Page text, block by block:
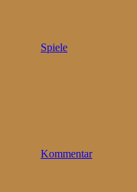
Spiele
Kommentar